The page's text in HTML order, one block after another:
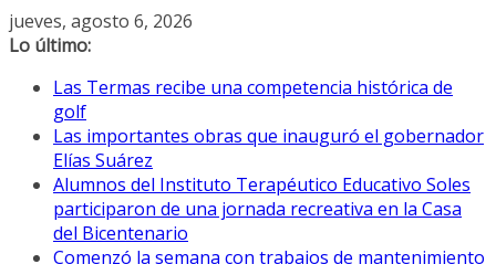
Saltar
al
jueves, agosto 6, 2026
Lo último:
Las Termas recibe una competencia histórica de
golf
Las importantes obras que inauguró el gobernador
Elías Suárez
Alumnos del Instituto Terapéutico Educativo Soles
participaron de una jornada recreativa en la Casa
del Bicentenario
Comenzó la semana con trabajos de mantenimiento